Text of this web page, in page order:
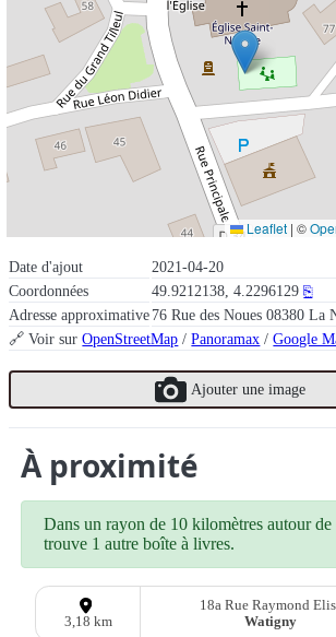
Date d'ajout
2021-04-20
Coordonnées
49.9212138, 4.2296129 ⎘
Adresse approximative76 Rue des Noues 08380 La
🔗 Voir surOpenStreetMap /Panoramax /Google
Ajouter une image
Leaflet | ©
À proximité
Dans un rayon de 10 kilomètres autour de
trouve 1 autre boîte à livres.
3,18 km
18a Rue Raymond
Watigny